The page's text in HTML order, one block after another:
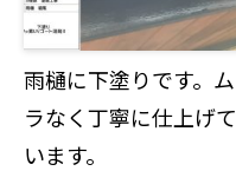
雨樋に下塗りです。ム
ラなく丁寧に仕上げて
います。